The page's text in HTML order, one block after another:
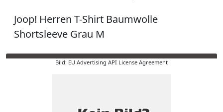
Joop! Herren T-Shirt Baumwolle
Shortsleeve Grau M
Bild: EU Advertising API License Agreement